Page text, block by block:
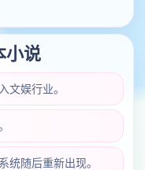
小说
文娱行业。
统随后重新出现。